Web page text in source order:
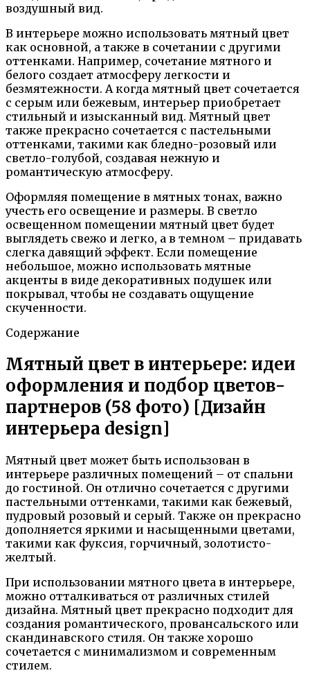
воздушный вид.
В интерьере можно использовать мятный цвет
как основной, а также в сочетании с другими
оттенками. Например, сочетание мятного и
белого создает атмосферу легкости и
безмятежности. А когда мятный цвет сочетается
с серым или бежевым, интерьер приобретает
стильный и изысканный вид. Мятный цвет
также прекрасно сочетается с пастельными
оттенками, такими как бледно-розовый или
светло-голубой, создавая нежную и
романтическую атмосферу.
Оформляя помещение в мятных тонах, важно
учесть его освещение и размеры. В светло
освещенном помещении мятный цвет будет
выглядеть свежо и легко, а в темном – придавать
слегка давящий эффект. Если помещение
небольшое, можно использовать мятные
акценты в виде декоративных подушек или
покрывал, чтобы не создавать ощущение
скученности.
Содержание
Мятный цвет в интерьере: идеи
оформления и подбор цветов-
партнеров (58 фото) [Дизайн
интерьера design]
Мятный цвет может быть использован в
интерьере различных помещений – от спальни
до гостиной. Он отлично сочетается с другими
пастельными оттенками, такими как бежевый,
пудровый розовый и серый. Также он прекрасно
дополняется яркими и насыщенными цветами,
такими как фуксия, горчичный, золотисто-
желтый.
При использовании мятного цвета в интерьере,
можно отталкиваться от различных стилей
дизайна. Мятный цвет прекрасно подходит для
создания романтического, провансальского или
скандинавского стиля. Он также хорошо
сочетается с минимализмом и современным
стилем.